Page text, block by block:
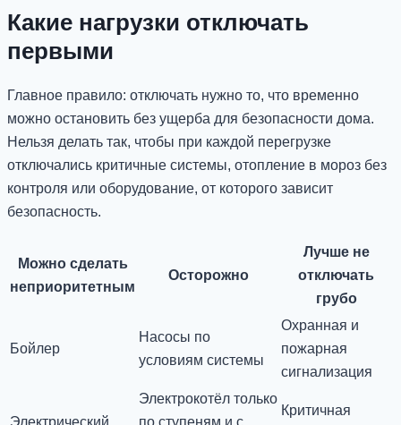
Какие нагрузки отключать
первыми
Главное правило: отключать нужно то, что временно
можно остановить без ущерба для безопасности дома.
Нельзя делать так, чтобы при каждой перегрузке
отключались критичные системы, отопление в мороз без
контроля или оборудование, от которого зависит
безопасность.
Можно сделать
неприоритетным
Осторожно
Лучше не
отключать
грубо
Бойлер
Насосы по
условиям системы
Охранная и
пожарная
сигнализация
Электрокотёл только
Критичная